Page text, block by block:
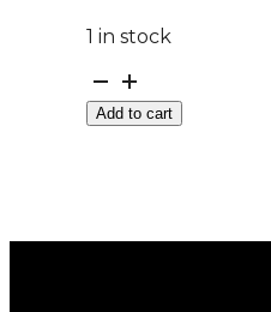
1 in stock
195/65
R
15
quantity
Add to cart